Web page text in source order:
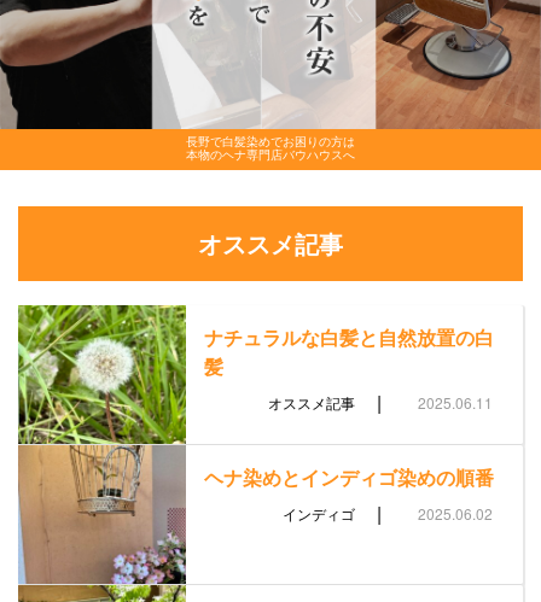
長野で白髪染めでお困りの方は
本物のヘナ専門店バウハウスへ
オススメ記事
ナチュラルな白髪と自然放置の白
髪
オススメ記事 | 2025.06.11
ヘナ染めとインディゴ染めの順番
インディゴ | 2025.06.02